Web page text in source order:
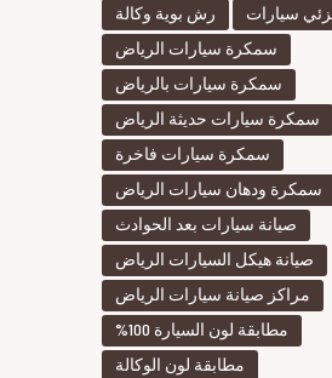
رش بوية وكالة
سيارات
سمكرة سيارات الرياض
سمكرة سيارات بالرياض
سمكرة سيارات حديثة الرياض
سمكرة سيارات فاخرة
سمكرة ودهان سيارات الرياض
صيانة سيارات بعد الحوادث
صيانة هيكل السيارات الرياض
مراكز صيانة سيارات الرياض
مطابقة لون السيارة 100%
مطابقة لون الوكالة